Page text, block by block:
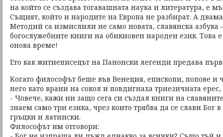
на който се създава тогавашната наука и литература, е
Същият, който и народите на Европа не разбират. А
Методий са измислили не само новата, славянска азбука
богослужебните книги на обикновен народен език. Това
онова време!
Ето как житиеписецът на Панонски легенди предава
Когато философът беше във Венеция, епископи, попове и
него като врани на сокол и повдигнаха триезичната
- Човече, кажи ни защо сега си създал книги на
знаем само три езика, чрез които трябва да се слави Бог
гръцки и латински.
Философът им отговори: